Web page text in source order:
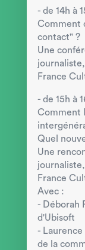
- de 14h à
Comment
contact" ?
Une
France
- de 15h à
Comment
Quel
Une
France
Avec :
- Déborah
d'Ubisoft
-
de la